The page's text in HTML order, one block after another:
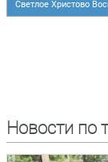
Светлое Христово
Новости по